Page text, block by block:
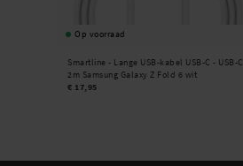
Op voorraad
Smartline - Lange USB-kabel USB-C - USB-C
2m Samsung Galaxy Z Fold 6 wit
€ 17,95